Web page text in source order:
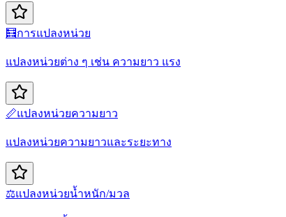
🧮การแปลงหน่วย
แปลงหน่วยต่าง ๆ เช่น ความยาว แรง
📏แปลงหน่วยความยาว
แปลงหน่วยความยาวและระยะทาง
⚖️แปลงหน่วยน้ำหนัก/มวล